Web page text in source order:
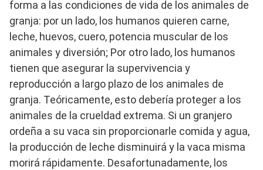
forma a las condiciones de vida de los animales de
granja: por un lado, los humanos quieren carne,
leche, huevos, cuero, potencia muscular de los
animales y diversión; Por otro lado, los humanos
tienen que asegurar la supervivencia y
reproducción a largo plazo de los animales de
granja. Teóricamente, esto debería proteger a los
animales de la crueldad extrema. Si un granjero
ordeña a su vaca sin proporcionarle comida y agua,
la producción de leche disminuirá y la vaca misma
morirá rápidamente. Desafortunadamente, los